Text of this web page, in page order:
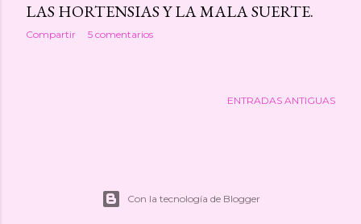
LAS HORTENSIAS Y LA MALA SUERTE.
Compartir 5 comentarios
ENTRADAS ANTIGUAS
Con la tecnología de Blogger